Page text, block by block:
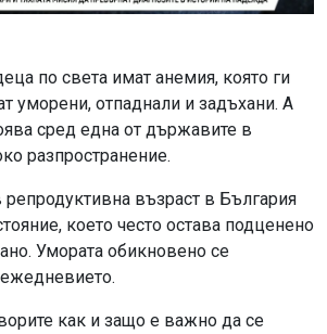
по света имат анемия, която ги
уморени, отпаднали и задъхани. А
сред една от държавите в
разпространение.
възраст в България
което често остава подценено
Уморaта обикновено се
как и защо е важно да се